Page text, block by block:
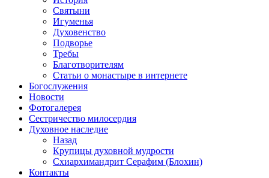
Святыни
Игуменья
Духовенство
Подворье
Требы
Благотворителям
Статьи о монастыре в интернете
Богослужения
Новости
Фотогалерея
Сестричество милосердия
Духовное наследие
Назад
Крупицы духовной мудрости
Схиархимандрит Серафим (Блохин)
Контакты